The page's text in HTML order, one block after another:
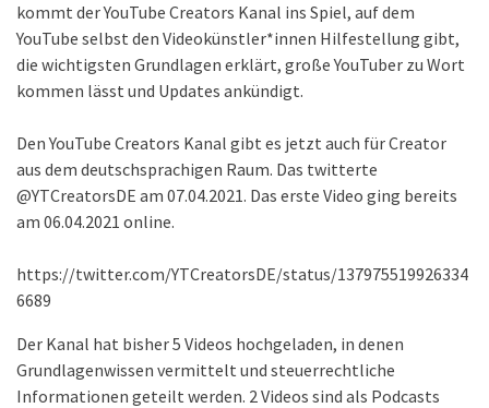
kommt der YouTube Creators Kanal ins Spiel, auf dem
YouTube selbst den Videokünstler*innen Hilfestellung gibt,
die wichtigsten Grundlagen erklärt, große YouTuber zu Wort
kommen lässt und Updates ankündigt.
Den YouTube Creators Kanal gibt es jetzt auch für Creator
aus dem deutschsprachigen Raum. Das twitterte
@YTCreatorsDE am 07.04.2021. Das erste Video ging bereits
am 06.04.2021 online.
https://twitter.com/YTCreatorsDE/status/137975519926334
6689
Der Kanal hat bisher 5 Videos hochgeladen, in denen
Grundlagenwissen vermittelt und steuerrechtliche
Informationen geteilt werden. 2 Videos sind als Podcasts